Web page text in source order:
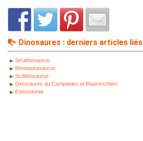
Dinosaures : derniers articles liés
Struthiosaurus
Minotaurasaurus
Scélidosaurus
Dinosaures du Campanien et Maastrichtien
Edmontonia